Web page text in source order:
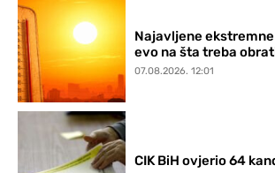
Najavljene
evo na šta treba
07.08.2026. 12:01
CIK BiH ovjerio 64